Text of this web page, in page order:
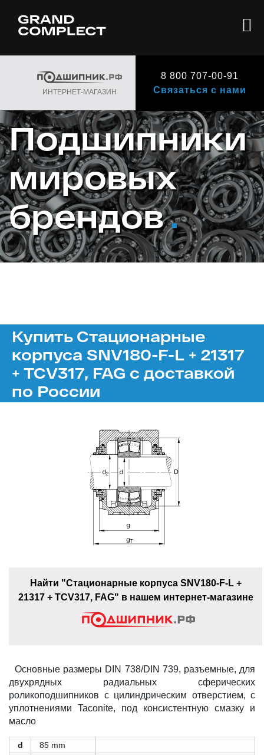
ИНТЕРНЕТ-МАГАЗИН
8 800 707-00-91
Связаться с нами
Подшипники
мировых
брендов.
Купить Стационарные
корпуса SNV180-F-L + 21317
+ TCV317, FAG с доставкой
по России
Найти "Стационарные корпуса SNV180-F-L +
21317 + TCV317, FAG" в нашем интернет-магазине
Основные размеры DIN 738/DIN 739, разъемные, для
двухрядных радиальных сферических
роликоподшипников с цилиндрическим отверстием, с
уплотнениями Taconite, под консистентную смазку и
масло
d
85 mm